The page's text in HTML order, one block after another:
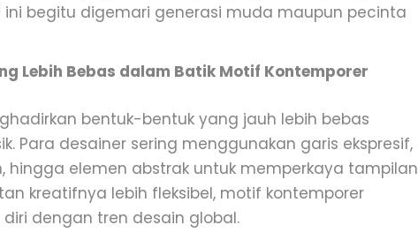
begitu digemari generasi muda maupun pecinta
Lebih Bebas dalam Batik Motif Kontemporer
bentuk-bentuk yang jauh lebih bebas
Para desainer sering menggunakan garis ekspresif,
hingga elemen abstrak untuk memperkaya tampilan
kreatifnya lebih fleksibel, motif kontemporer
dengan tren desain global.